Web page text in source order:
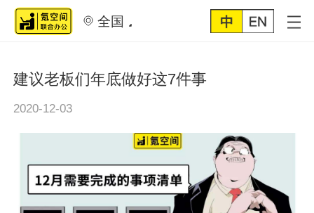
全国
建议老板们年底做好这7件事
2020-12-03